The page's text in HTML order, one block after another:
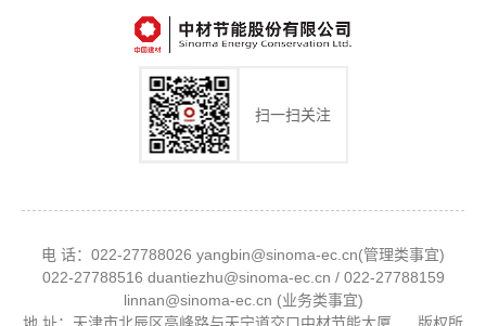
扫一扫关注
电 话：022-27788026 yangbin@sinoma-ec.cn(管理类事宜)
022-27788516 duantiezhu@sinoma-ec.cn / 022-27788159
linnan@sinoma-ec.cn (业务类事宜)